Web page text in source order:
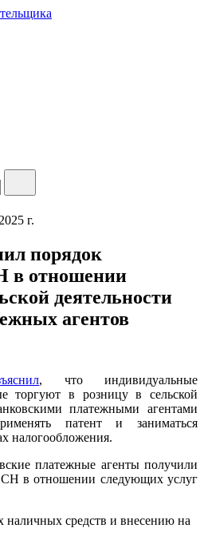
г.
порядок
в отношении
деятельности
агентов
, что индивидуальные
торгуют в розницу в сельской
платежными агентами
патент и заниматься
налогообложения.
платежные агенты получили
в отношении следующих услуг
средств и внесению на